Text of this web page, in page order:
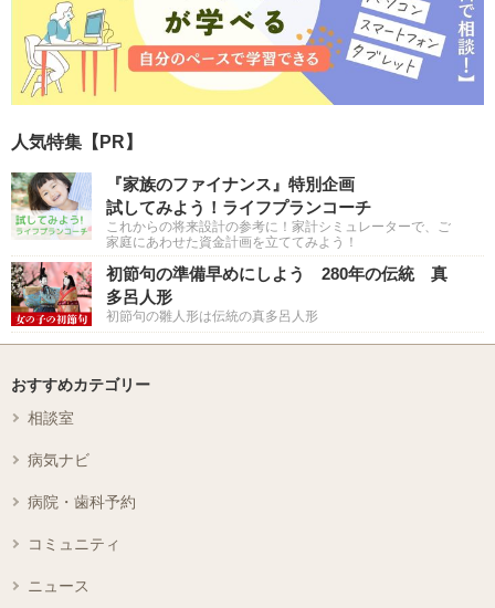
人気特集【PR】
『家族のファイナンス』特別企画
試してみよう！ライフプランコーチ
これからの将来設計の参考に！家計シミュレーターで、ご
家庭にあわせた資金計画を立ててみよう！
初節句の準備早めにしよう 280年の伝統 真
多呂人形
初節句の雛人形は伝統の真多呂人形
おすすめカテゴリー
相談室
病気ナビ
病院・歯科予約
コミュニティ
ニュース